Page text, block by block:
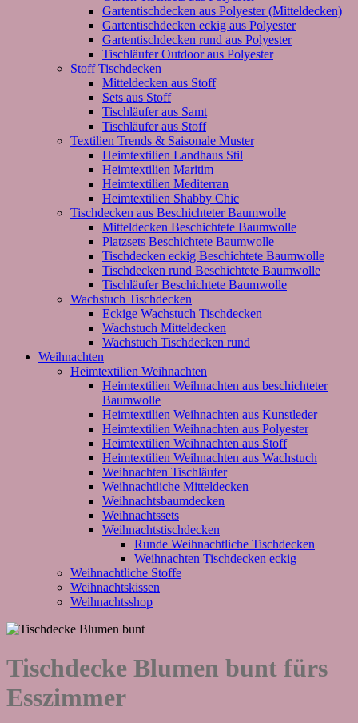
Gartentischdecken aus Polyester (Mitteldecken)
Gartentischdecken eckig aus Polyester
Gartentischdecken rund aus Polyester
Tischläufer Outdoor aus Polyester
Stoff Tischdecken
Mitteldecken aus Stoff
Sets aus Stoff
Tischläufer aus Samt
Tischläufer aus Stoff
Textilien Trends & Saisonale Muster
Heimtextilien Landhaus Stil
Heimtextilien Maritim
Heimtextilien Mediterran
Heimtextilien Shabby Chic
Tischdecken aus Beschichteter Baumwolle
Mitteldecken Beschichtete Baumwolle
Platzsets Beschichtete Baumwolle
Tischdecken eckig Beschichtete Baumwolle
Tischdecken rund Beschichtete Baumwolle
Tischläufer Beschichtete Baumwolle
Wachstuch Tischdecken
Eckige Wachstuch Tischdecken
Wachstuch Mitteldecken
Wachstuch Tischdecken rund
Weihnachten
Heimtextilien Weihnachten
Heimtextilien Weihnachten aus beschichteter
Baumwolle
Heimtextilien Weihnachten aus Kunstleder
Heimtextilien Weihnachten aus Polyester
Heimtextilien Weihnachten aus Stoff
Heimtextilien Weihnachten aus Wachstuch
Weihnachten Tischläufer
Weihnachtliche Mitteldecken
Weihnachtsbaumdecken
Weihnachtssets
Weihnachtstischdecken
Runde Weihnachtliche Tischdecken
Weihnachten Tischdecken eckig
Weihnachtliche Stoffe
Weihnachtskissen
Weihnachtsshop
Tischdecke Blumen bunt fürs
Esszimmer